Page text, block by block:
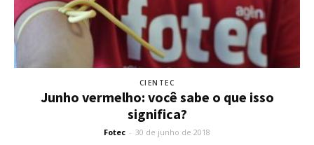
CIENTEC
Junho vermelho: você sabe o que isso
significa?
Fotec - 30 de junho de 2018